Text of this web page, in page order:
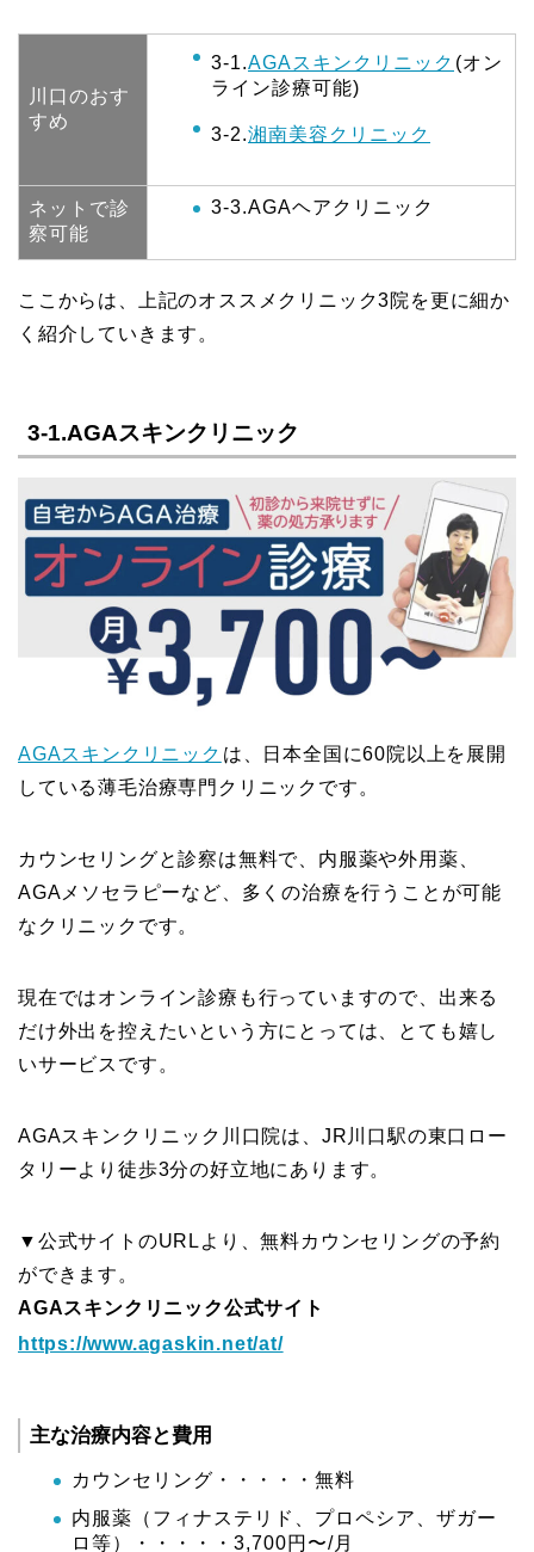
川口のおす
すめ
3-1.AGAスキンクリニック (オン
ライン診療可能)
3-2.湘南美容クリニック
ネットで診
察可能
3-3.AGAヘアクリニック
ここからは、上記のオススメクリニック3院を更に細か
く紹介していきます。
3-1.AGAスキンクリニック
AGAスキンクリニック は、日本全国に60院以上を展開
している薄毛治療専門クリニックです。
カウンセリングと診察は無料で、内服薬や外用薬、
AGAメソセラピーなど、多くの治療を行うことが可能
なクリニックです。
現在ではオンライン診療も行っていますので、出来る
だけ外出を控えたいという方にとっては、とても嬉し
いサービスです。
AGAスキンクリニック川口院は、JR川口駅の東口ロー
タリーより徒歩3分の好立地にあります。
▼公式サイトのURLより、無料カウンセリングの予約
ができます。
AGAスキンクリニック公式サイト
https://www.agaskin.net/at/
主な治療内容と費用
カウンセリング・・・・・無料
内服薬（フィナステリド、プロペシア、ザガー
ロ等）・・・・・3,700円〜/月